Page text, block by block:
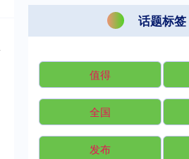
话题标签
值得
全国
发布